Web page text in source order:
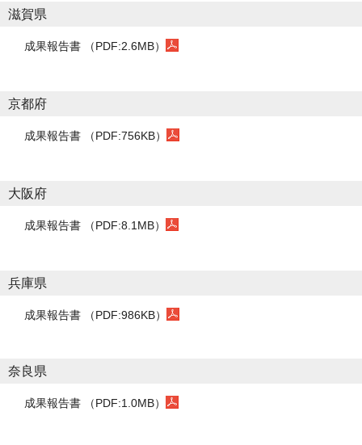
滋賀県
成果報告書 （PDF:2.6MB）
京都府
成果報告書 （PDF:756KB）
大阪府
成果報告書 （PDF:8.1MB）
兵庫県
成果報告書 （PDF:986KB）
奈良県
成果報告書 （PDF:1.0MB）